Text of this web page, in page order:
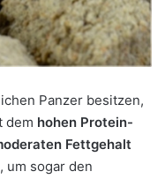
Panzer besitzen,
dem hohen Protein-
Fettgehalt
um sogar den